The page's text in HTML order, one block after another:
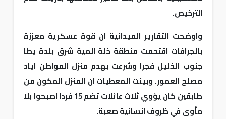
الترخيص.
واوضحت التقارير الميدانية ان قوة عسكرية معززة
بالجرافات اقتحمت منطقة خلة المية شرق بلدة يطا
جنوب الخليل فجرا وشرعت بهدم منزل المواطن اياد
مصلح العمور. وبينت المعطيات ان المنزل المكون من
طابقين كان يؤوي ثلاث عائلات تضم 15 فردا اصبحوا بلا
مأوى في ظروف انسانية صعبة.